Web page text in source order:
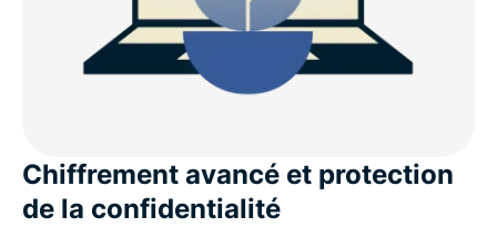
Chiffrement avancé et protection
de la confidentialité